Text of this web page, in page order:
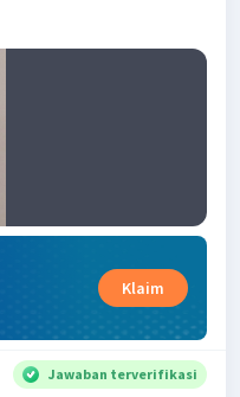
Klaim
Jawaban terverifikasi